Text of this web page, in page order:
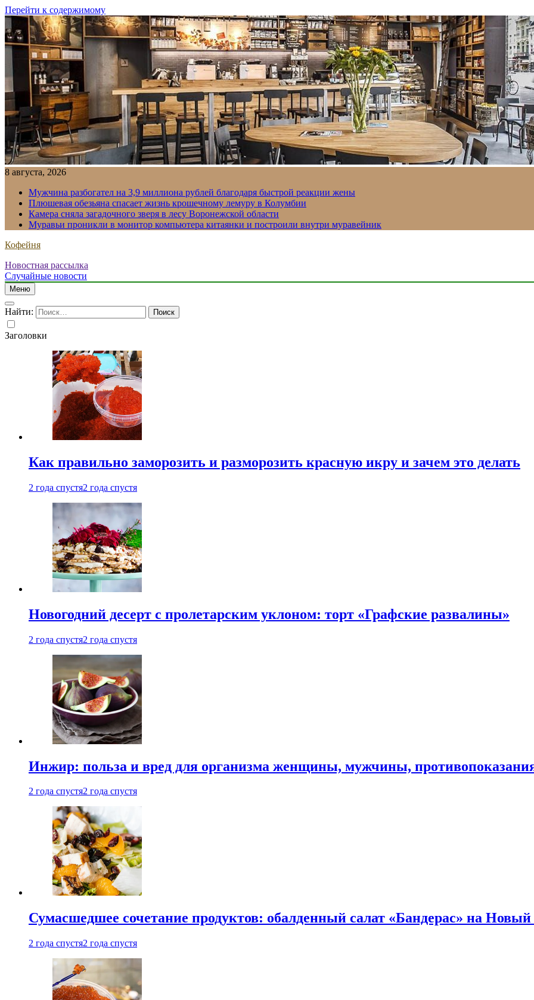
Перейти к содержимому
8 августа, 2026
Мужчина разбогател на 3,9 миллиона рублей благодаря быстрой реакции жены
Плюшевая обезьяна спасает жизнь крошечному лемуру в Колумбии
Камера сняла загадочного зверя в лесу Воронежской области
Муравьи проникли в монитор компьютера китаянки и построили внутри муравейник
Кофейня
Новостная рассылка
Случайные новости
Меню
Найти:
Заголовки
Как правильно заморозить и разморозить красную икру и зачем это делать
2 года спустя2 года спустя
Новогодний десерт с пролетарским уклоном: торт «Графские развалины»
2 года спустя2 года спустя
Инжир: польза и вред для организма женщины, мужчины,
2 года спустя2 года спустя
Сумасшедшее сочетание продуктов: обалденный салат «Бандерас» на Новый
2 года спустя2 года спустя